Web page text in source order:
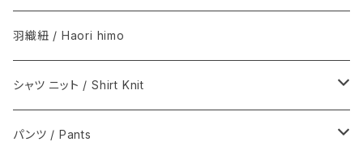
その他 / Others
Il micio / イルミーチョ
籠心 / あけび蔓細工 / Basket bag
籠バッグ(手提げ籠) / Basket bag
羽織紐 / Haori himo
シャツ ニット / Shirt Knit
BODHI
パンツ / Pants